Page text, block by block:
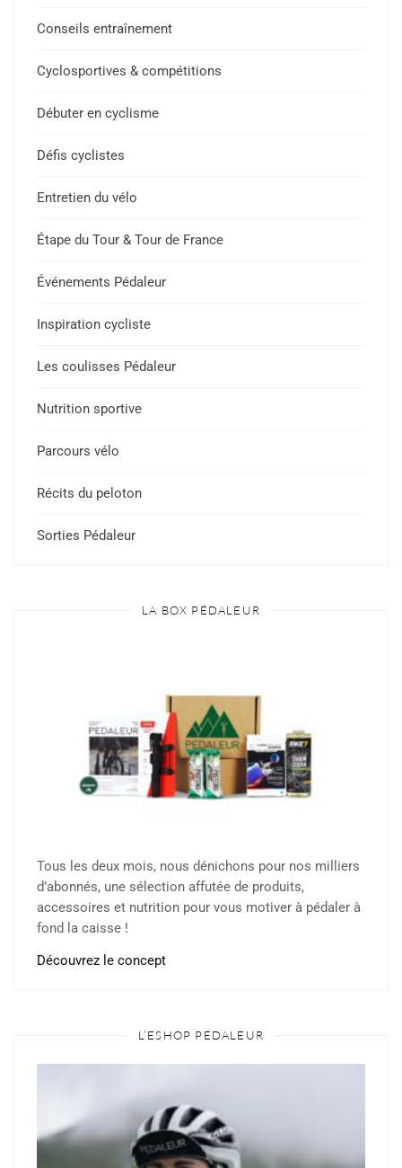
Conseils entraînement
Cyclosportives & compétitions
Débuter en cyclisme
Défis cyclistes
Entretien du vélo
Étape du Tour & Tour de France
Événements Pédaleur
Inspiration cycliste
Les coulisses Pédaleur
Nutrition sportive
Parcours vélo
Récits du peloton
Sorties Pédaleur
LA BOX PÉDALEUR
Tous les deux mois, nous dénichons pour nos milliers
d’abonnés, une sélection affutée de produits,
accessoires et nutrition pour vous motiver à pédaler à
fond la caisse !
Découvrez le concept
L’ESHOP PÉDALEUR